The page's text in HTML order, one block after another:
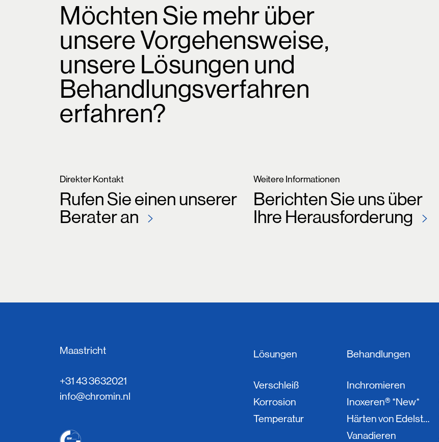
Möchten Sie mehr über
unsere Vorgehensweise,
unsere Lösungen und
Behandlungsverfahren
erfahren?
Direkter Kontakt
Rufen Sie einen unserer
Berater an
Weitere Informationen
Berichten Sie uns über
Ihre Herausforderung
Maastricht
+31 43 3632021
info@chromin.nl
Lösungen
Verschleiß
Korrosion
Temperatur
Behandlungen
Inchromieren
Inoxeren® *New*
Härten von Edelstahl
Vanadieren